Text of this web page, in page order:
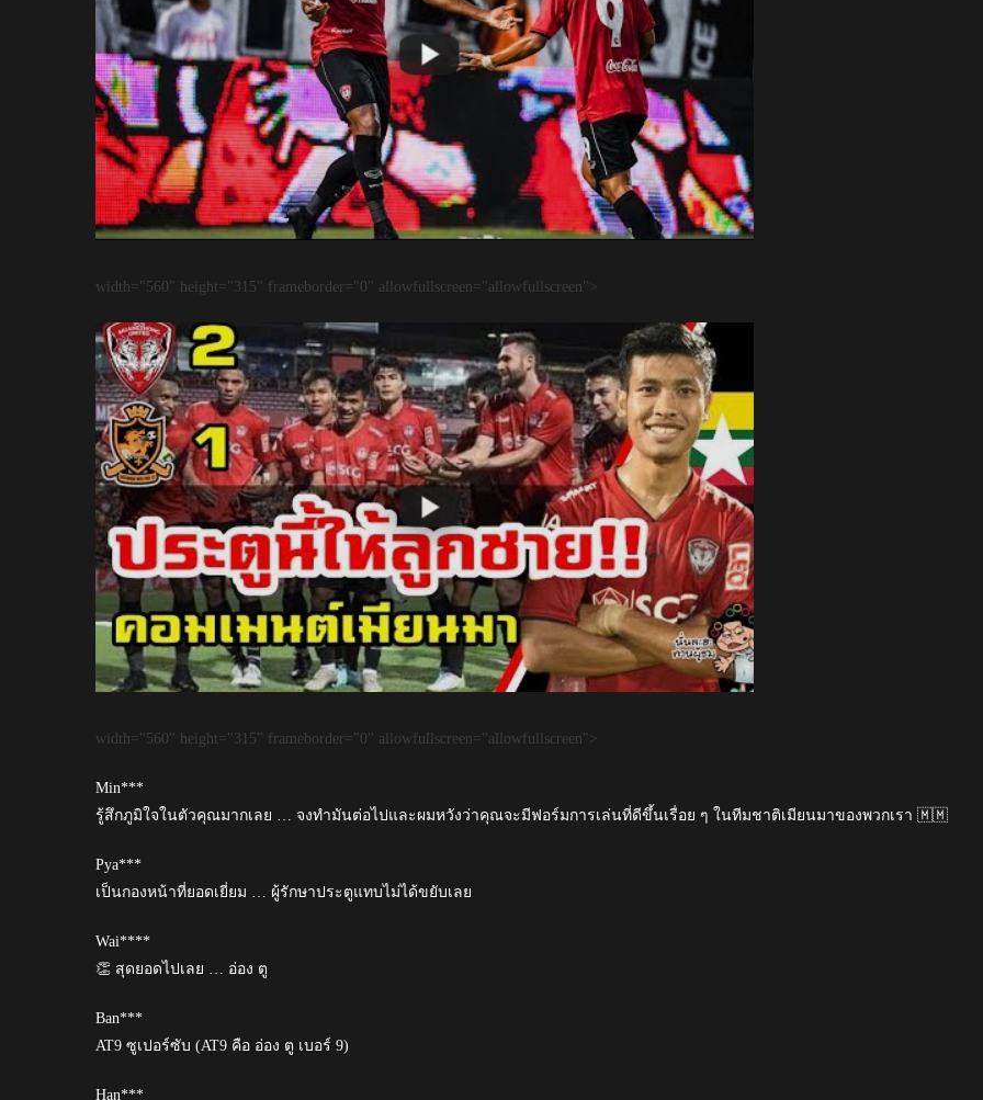
width="560" height="315" frameborder="0" allowfullscreen="allowfullscreen">
width="560" height="315" frameborder="0" allowfullscreen="allowfullscreen">
Min***
รู้สึกภูมิใจในตัวคุณมากเลย … จงทำมันต่อไปและผมหวังว่าคุณจะมีฟอร์มการเล่นที่ดีขึ้นเรื่อย ๆ ในทีมชาติเมียนมาของพวกเรา 🇲🇲
Pya***
เป็นกองหน้าที่ยอดเยี่ยม … ผู้รักษาประตูแทบไม่ได้ขยับเลย
Wai****
👏 สุดยอดไปเลย … อ่อง ตู
Ban***
AT9 ซูเปอร์ซับ (AT9 คือ อ่อง ตู เบอร์ 9)
Han***